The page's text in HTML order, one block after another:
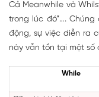
Cả Meanwhile và
trong lúc đó”….
động, sự việc diễn ra
này vẫn tồn tại một
While